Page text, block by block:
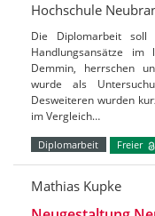
Hochschule
Die Diplomarbeit soll
Handlungsansätze im
Demmin, herrschen
wurde als
Desweiteren wurden
im Vergleich…
Diplomarbeit Freier
Mathias Kupke